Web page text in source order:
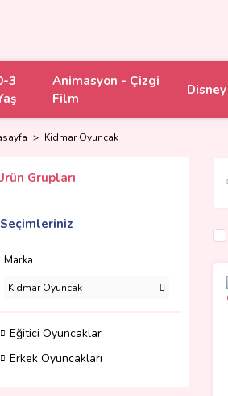
3
Animasyon - Çizgi
Film
Disney
Kidmar Oyuncak
Grupları
Seçimleriniz
Marka
Kidmar Oyuncak
Eğitici Oyuncaklar
Erkek Oyuncakları